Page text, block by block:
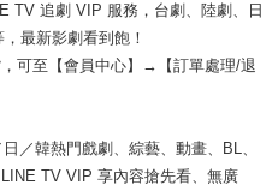
TV 追劇 VIP 服務，台劇、陸劇、日
最新影劇看到飽！
，可至【會員中心】→【訂單處理/退
／韓熱門戲劇、綜藝、動畫、BL、
TV VIP 享內容搶先看、無廣